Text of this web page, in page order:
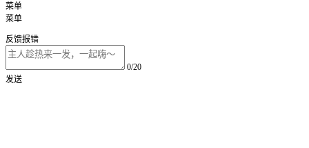
菜单
菜单
反馈报错
0/20
发送